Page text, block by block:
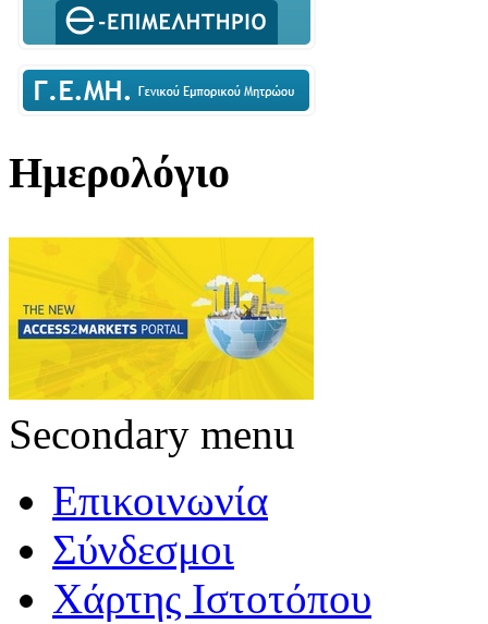
Ημερολόγιο
Secondary menu
Επικοινωνία
Σύνδεσμοι
Χάρτης Ιστοτόπου